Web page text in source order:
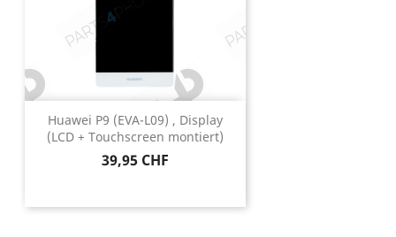
Huawei P9 (EVA-L09) , Display
(LCD + Touchscreen montiert)
Preis
39,95 CHF